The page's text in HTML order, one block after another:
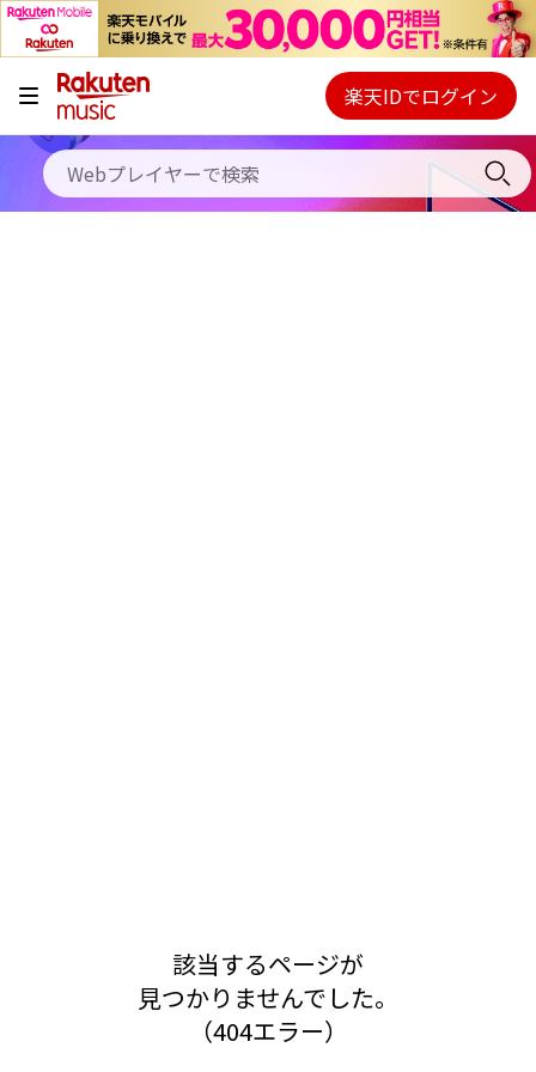
キャンペーン
料金プラン
使い方
Webプレイヤー
ご契約内容の確認・変更
楽天IDでログイン
該当するページが
見つかりませんでした。
（404エラー）